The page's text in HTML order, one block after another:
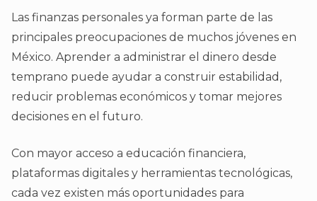
Las finanzas personales ya forman parte de las
principales preocupaciones de muchos jóvenes en
México. Aprender a administrar el dinero desde
temprano puede ayudar a construir estabilidad,
reducir problemas económicos y tomar mejores
decisiones en el futuro.
Con mayor acceso a educación financiera,
plataformas digitales y herramientas tecnológicas,
cada vez existen más oportunidades para